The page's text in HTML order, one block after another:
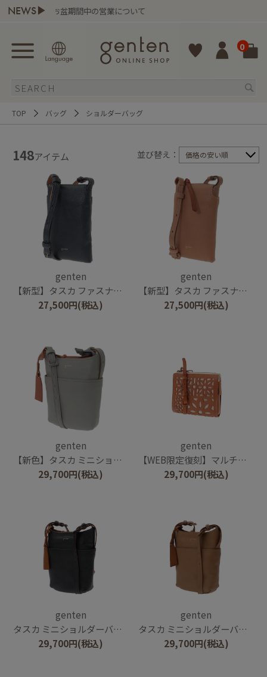
NEWS▶
期間中の営業について
0
TOP バッグ ショルダーバッグ
148アイテム 並び替え： 価格の安い順
genten
【新型】タスカ ファスナー付きスマホショルダー
27,500円(税込)
genten
【新型】タスカ ファスナー付きスマホショルダー
27,500円(税込)
genten
【新色】タスカ ミニショルダーバッグ
29,700円(税込)
genten
【WEB限定復刻】マルチカットワーク ミニショルダーバッグ
29,700円(税込)
genten
タスカ ミニショルダーバッグ
29,700円(税込)
genten
タスカ ミニショルダーバッグ
29,700円(税込)